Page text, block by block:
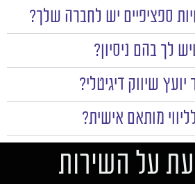
ספציפיים יש לחברה שלך?
לך בהם ניסיון?
יועץ שיווק דיגיטלי?
מותאם אישית?
על השירות